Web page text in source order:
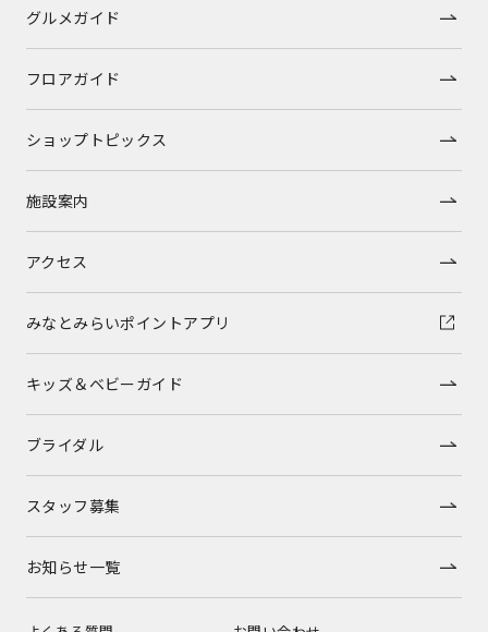
グルメガイド
フロアガイド
ショップトピックス
施設案内
アクセス
みなとみらいポイントアプリ
キッズ＆ベビーガイド
ブライダル
スタッフ募集
お知らせ一覧